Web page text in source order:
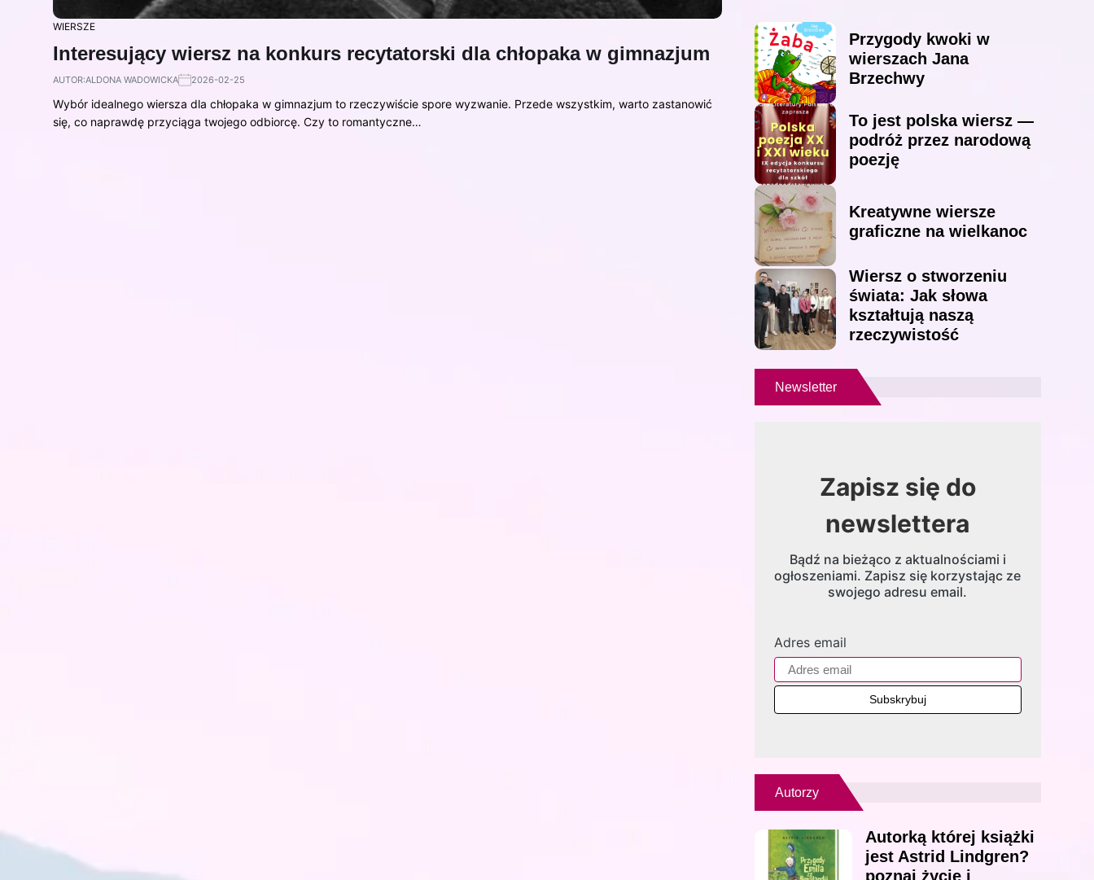
WIERSZE
Interesujący wiersz na konkurs recytatorski dla chłopaka w gimnazjum
AUTOR:ALDONA WADOWICKA 2026-02-25
Wybór idealnego wiersza dla chłopaka w gimnazjum to rzeczywiście spore wyzwanie. Przede wszystkim, warto zastanowić
się, co naprawdę przyciąga twojego odbiorcę. Czy to romantyczne…
Przygody kwoki w
wierszach Jana
Brzechwy
To jest polska wiersz —
podróż przez narodową
poezję
Kreatywne wiersze
graficzne na wielkanoc
Wiersz o stworzeniu
świata: Jak słowa
kształtują naszą
rzeczywistość
Newsletter
Zapisz się do
newslettera
Bądź na bieżąco z aktualnościami i
ogłoszeniami. Zapisz się korzystając ze
swojego adresu email.
Adres email
Autorzy
Autorką której książki
jest Astrid Lindgren?
poznaj życie i